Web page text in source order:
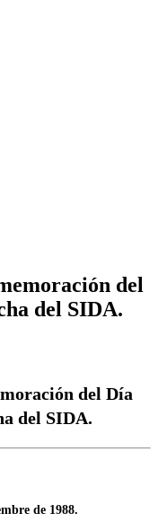
del
del SIDA.
del Día
del SIDA.
de 1988.